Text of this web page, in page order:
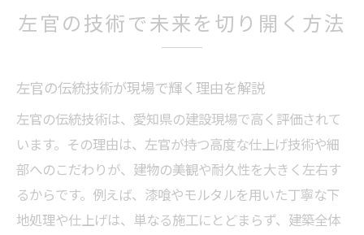
左官の技術力を高める現場経験の重要性
コンクリートと左官の技術が融合する現場
左官職人が知っておきたい施工管理の基礎
コンクリート施工に強くなるための左官学
習法
左官技術で差がつくコンクリートの品質向
左官の技術で未来を切り開く方法
左官の伝統技術が現場で輝く理由を解説
左官の伝統技術は、愛知県の建設現場で高く評価されて
います。その理由は、左官が持つ高度な仕上げ技術や細
部へのこだわりが、建物の美観や耐久性を大きく左右す
るからです。例えば、漆喰やモルタルを用いた丁寧な下
地処理や仕上げは、単なる施工にとどまらず、建築全体